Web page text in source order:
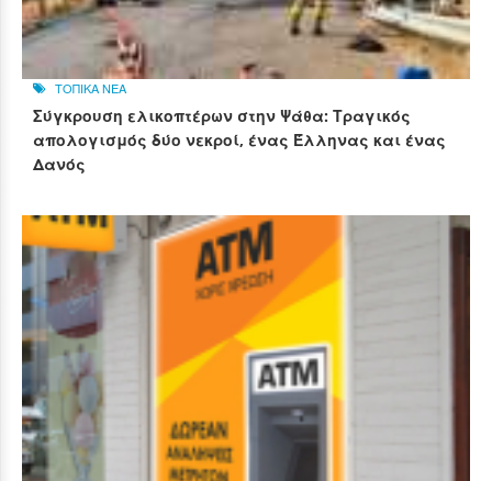
ΤΟΠΙΚΑ ΝΕΑ
Σύγκρουση ελικοπτέρων στην Ψάθα: Τραγικός
απολογισμός δύο νεκροί, ένας Έλληνας και ένας
Δανός